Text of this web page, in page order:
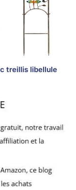
treillis libellule